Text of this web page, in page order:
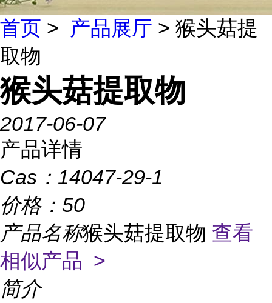
首页 > 产品展厅 > 猴头菇提
取物
猴头菇提取物
2017-06-07
产品详情
Cas： 14047-29-1
价格： 50
产品名称猴头菇提取物 查看
相似产品 >
简介